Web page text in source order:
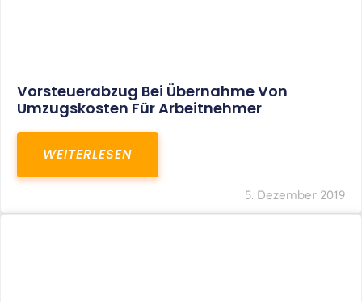
Vorsteuerabzug Bei Übernahme Von
Umzugskosten Für Arbeitnehmer
WEITERLESEN
5. Dezember 2019